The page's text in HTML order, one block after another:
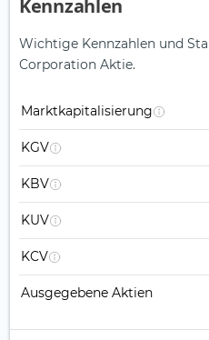
Kennzahlen
Wichtige Kennzahlen und
Corporation Aktie.
Marktkapitalisierung
KGV
KBV
KUV
KCV
Ausgegebene Aktien